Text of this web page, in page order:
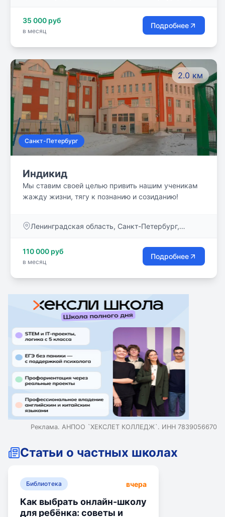
35 000 руб
в месяц
Подробнее
2.0 км
Санкт-Петербург
Индикид
Мы ставим своей целью привить нашим ученикам
жажду жизни, тягу к познанию и созиданию!
Ленинградская область, Санкт-Петербург,
110 000 руб
в месяц
Подробнее
Реклама. АНПОО `ХЕКСЛЕТ КОЛЛЕДЖ`. ИНН 7839056670
Статьи о частных школах
Библиотека вчера
Как выбрать онлайн-школу
для ребёнка: советы и